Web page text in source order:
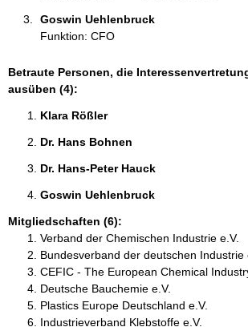
Goswin Uehlenbruck
Funktion: CFO
Betraute Personen, die
ausüben (4):
Klara Rößler
Dr. Hans Bohnen
Dr. Hans-Peter Hauck
Goswin Uehlenbruck
Mitgliedschaften (6):
Verband der Chemischen Industrie e.V.
Bundesverband der deutschen Industrie
CEFIC - The European Chemical
Deutsche Bauchemie e.V.
Plastics Europe Deutschland e.V.
Industrieverband Klebstoffe e.V.